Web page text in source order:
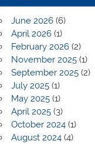
June 2026(6)
April 2026(1)
February 2026(2)
November 2025(1)
September 2025(2)
July 2025(1)
May 2025(1)
April 2025(3)
October 2024(1)
August 2024(4)